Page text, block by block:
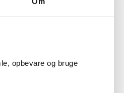
opbevare og bruge
i Danica
også